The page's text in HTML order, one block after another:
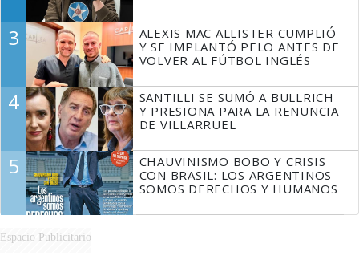
3
ALEXIS MAC ALLISTER CUMPLIÓ
Y SE IMPLANTÓ PELO ANTES DE
VOLVER AL FÚTBOL INGLÉS
4
SANTILLI SE SUMÓ A BULLRICH
Y PRESIONA PARA LA RENUNCIA
DE VILLARRUEL
5
CHAUVINISMO BOBO Y CRISIS
CON BRASIL: LOS ARGENTINOS
SOMOS DERECHOS Y HUMANOS
Espacio Publicitario